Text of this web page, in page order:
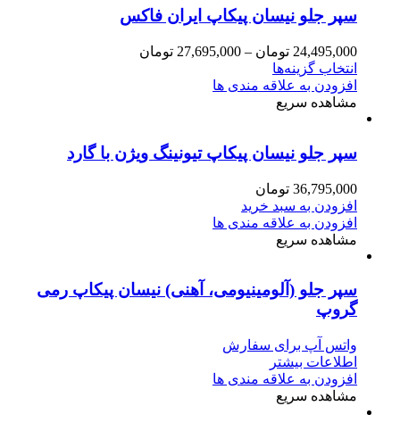
سپر جلو نیسان پیکاپ ایران فاکس
24,495,000 تومان –
27,695,000 تومان
انتخاب گزینه‌ها
افزودن به علاقه مندی ها
مشاهده سریع
سپر جلو نیسان پیکاپ تیونینگ ویژن با گارد
36,795,000 تومان
افزودن به سبد خرید
افزودن به علاقه مندی ها
مشاهده سریع
سپر جلو (آلومینیومی، آهنی) نیسان پیکاپ رمی
گروپ
واتس آپ برای سفارش
اطلاعات بیشتر
افزودن به علاقه مندی ها
مشاهده سریع